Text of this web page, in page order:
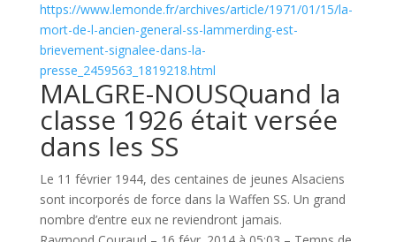
https://www.lemonde.fr/archives/article/1971/01/15/la-
mort-de-l-ancien-general-ss-lammerding-est-
brievement-signalee-dans-la-
presse_2459563_1819218.html
MALGRE-NOUSQuand la
classe 1926 était versée
dans les SS
Le 11 février 1944, des centaines de jeunes Alsaciens
sont incorporés de force dans la Waffen SS. Un grand
nombre d’entre eux ne reviendront jamais.